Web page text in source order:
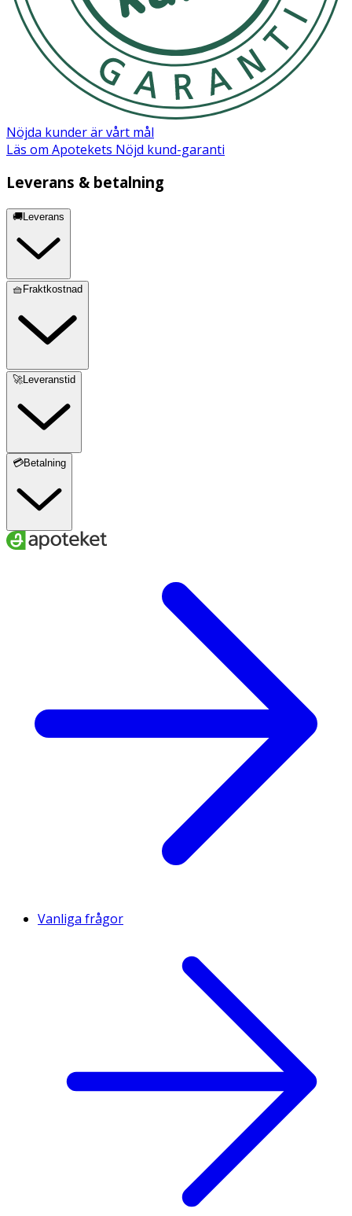
Nöjda kunder är vårt mål
Läs om Apotekets Nöjd kund-garanti
Leverans & betalning
🚚Leverans
🧺Fraktkostnad
🚀Leveranstid
💳Betalning
Vanliga frågor